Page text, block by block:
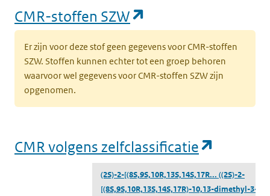
CMR-stoffen SZW
Er zijn voor deze stof geen gegevens voor CMR-stoffen
SZW. Stoffen kunnen echter tot een groep behoren
waarvoor wel gegevens voor CMR-stoffen SZW zijn
opgenomen.
CMR volgens zelfclassificatie
(2S)-2-[(8S,9S,10R,13S,14S,17R... ((2S)-2-
[(8S,9S,10R,13S,14S,17R)-10,13-dimethyl-3-